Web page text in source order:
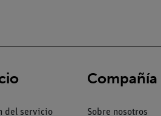
del servicio
Compañía
Sobre nosotros